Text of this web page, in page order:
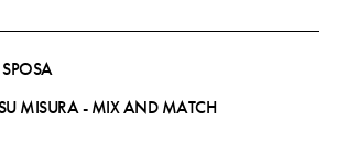
MISURA - MIX AND MATCH